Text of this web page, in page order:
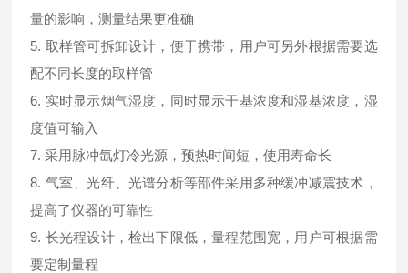
量的影响，测量结果更准确
5. 取样管可拆卸设计，便于携带，用户可另外根据需要选
配不同长度的取样管
6. 实时显示烟气湿度，同时显示干基浓度和湿基浓度，湿
度值可输入
7. 采用脉冲氙灯冷光源，预热时间短，使用寿命长
8. 气室、光纤、光谱分析等部件采用多种缓冲减震技术，
提高了仪器的可靠性
9. 长光程设计，检出下限低，量程范围宽，用户可根据需
要定制量程